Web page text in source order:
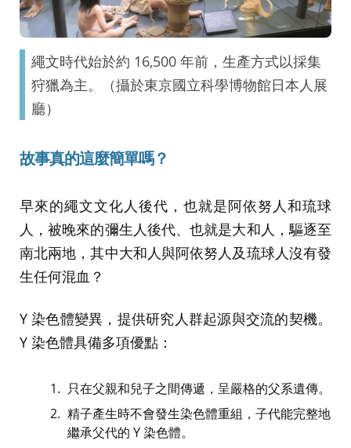
繩文時代始於約 16,500 年前，生產方式以採集
狩獵為主。（攝於東京國立科學博物館日本人展
廳）
故事真的這麼簡單嗎？
早來的繩文文化人後代，也就是阿依努人和琉球
人，被晚來的彌生人後代、也就是大和人，驅逐至
南北兩地，其中大和人與阿依努人及琉球人沒有發
生任何混血？
Y 染色體變異，提供研究人群起源與交流的契機。
Y 染色體具備多項優點：
只在父親和兒子之間傳遞，呈嚴格的父系遺傳。
精子產生時不會發生染色體重組，子代能完整地
繼承父代的 Y 染色體。